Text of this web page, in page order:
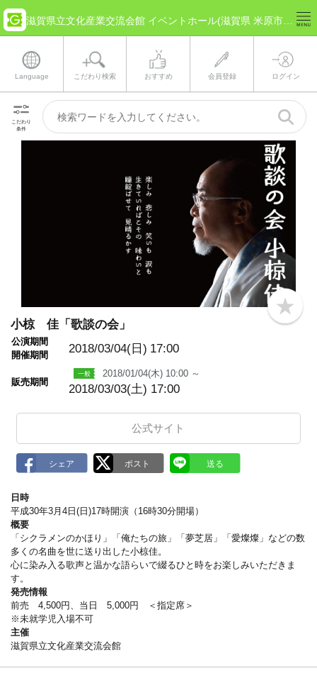
Language こだわり検索 おすすめ 会員登録 ログイン
こだわり
条件
b
o
小椋 佳「歌談の会」
公演期間
開催期間
2018/03/04(日) 17:00
販売期間
2018/01/04(木) 10:00 ～
2018/03/03(土) 17:00
公式サイト
日時
平成30年3月4日(日)17時開演（16時30分開場）
概要
「シクラメンのかほり」「俺たちの旅」「夢芝居」「愛燦燦」などの数
多くの名曲を世に送り出した小椋佳。
心に染み入る歌声と温かな語らいで綴るひと時をお楽しみいただきま
す。
発売情報
前売 4,500円、当日 5,000円 ＜指定席＞
※未就学児入場不可
主催
滋賀県立文化産業交流会館